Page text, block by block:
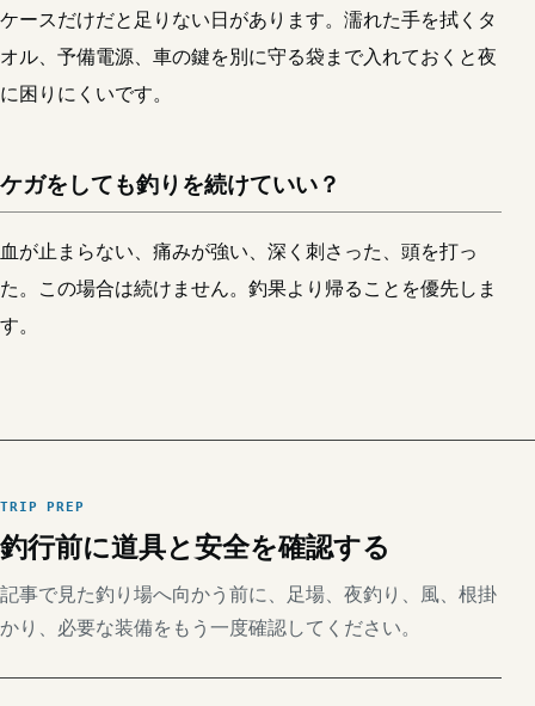
ケースだけだと足りない日があります。濡れた手を拭くタ
オル、予備電源、車の鍵を別に守る袋まで入れておくと夜
に困りにくいです。
ケガをしても釣りを続けていい？
血が止まらない、痛みが強い、深く刺さった、頭を打っ
た。この場合は続けません。釣果より帰ることを優先しま
す。
TRIP PREP
釣行前に道具と安全を確認する
記事で見た釣り場へ向かう前に、足場、夜釣り、風、根掛
かり、必要な装備をもう一度確認してください。